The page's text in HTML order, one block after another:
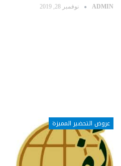
ADMIN نوفمبر 28, 2019
عروض التحضير المميزة